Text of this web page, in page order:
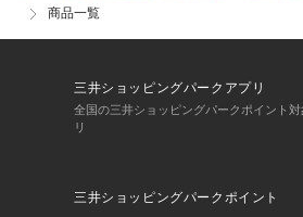
商品一覧
三井ショッピングパークアプリ
全国の三井ショッピングパークポイント
リ
三井ショッピングパークポイント